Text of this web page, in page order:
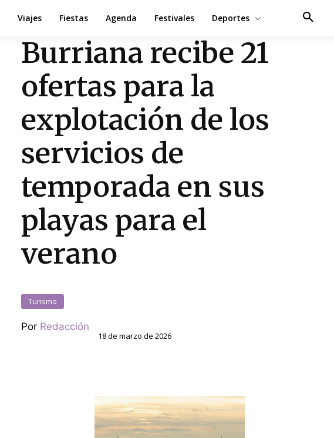
Viajes Fiestas Agenda Festivales Deportes
Burriana recibe 21
ofertas para la
explotación de los
servicios de
temporada en sus
playas para el
verano
Turismo
Por Redacción
18 de marzo de 2026